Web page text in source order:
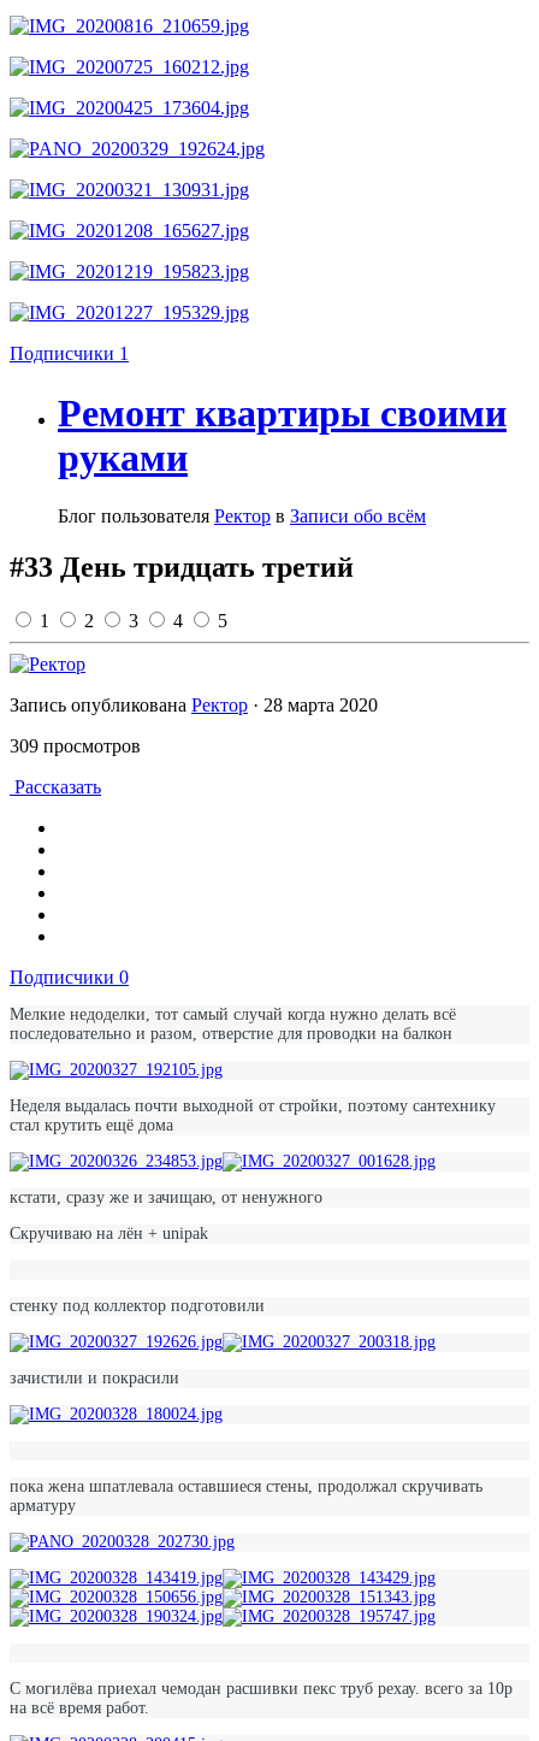
Подписчики 1
Ремонт квартиры своими
руками
Блог пользователя Ректор в Записи обо всём
#33 День тридцать третий
1 2 3 4 5
Запись опубликована Ректор · 28 марта 2020
309 просмотров
Рассказать
Подписчики 0
Мелкие недоделки, тот самый случай когда нужно делать всё
последовательно и разом, отверстие для проводки на балкон
Неделя выдалась почти выходной от стройки, поэтому сантехнику
стал крутить ещё дома
кстати, сразу же и зачищаю, от ненужного
Скручиваю на лён + unipak
стенку под коллектор подготовили
зачистили и покрасили
пока жена шпатлевала оставшиеся стены, продолжал скручивать
арматуру
С могилёва приехал чемодан расшивки пекс труб рехау. всего за 10р
на всё время работ.